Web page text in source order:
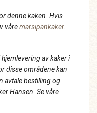
denne kaken. Hvis
våremarsipankaker.
av kaker i
disse områdene kan
avtale bestilling og
Hansen. Se våre